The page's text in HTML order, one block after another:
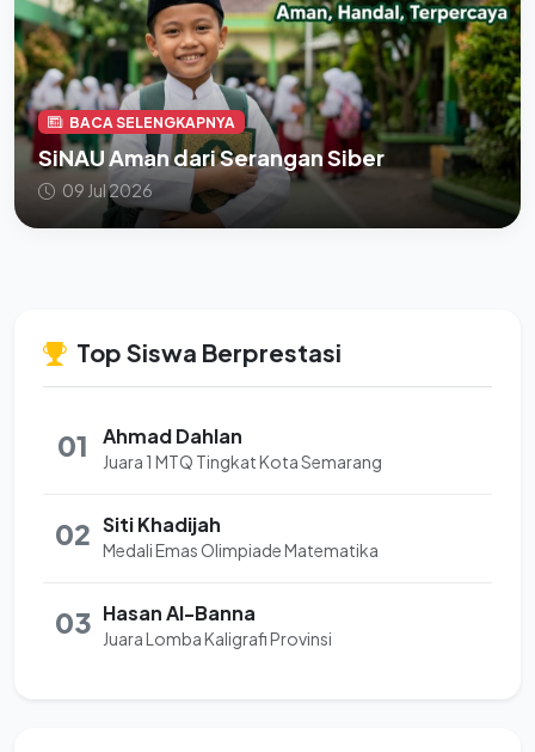
BACA SELENGKAPNYA
SiNAU Aman dari Serangan Siber
09 Jul 2026
Top Siswa Berprestasi
01 Ahmad Dahlan
Juara 1 MTQ Tingkat Kota Semarang
02 Siti Khadijah
Medali Emas Olimpiade Matematika
03 Hasan Al-Banna
Juara Lomba Kaligrafi Provinsi